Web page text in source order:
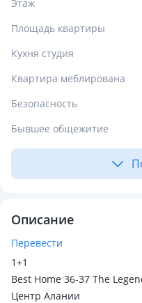
Этаж
Площадь квартиры
Кухня студия
Квартира меблирована
Безопасность
Бывшее общежитие
Описание
Перевести
1+1
Best Home 36-37 The
Центр Алании